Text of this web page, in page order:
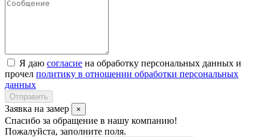
Я даю согласие на обработку персональных данных и
прочел политику в отношении обработки персональных
данных
Отправить
Заявка на замер ×
Спасибо за обращение в нашу компанию!
Пожалуйста, заполните поля.